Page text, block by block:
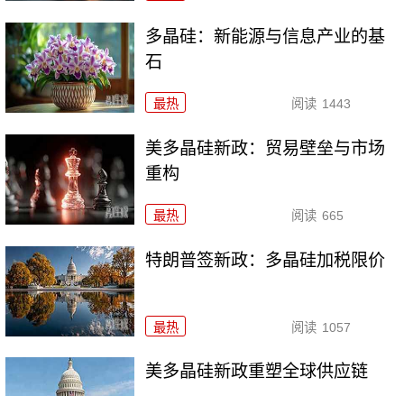
多晶硅：新能源与信息产业的基
石
最热 阅读 1443
美多晶硅新政：贸易壁垒与市场
重构
最热 阅读 665
特朗普签新政：多晶硅加税限价
最热 阅读 1057
美多晶硅新政重塑全球供应链